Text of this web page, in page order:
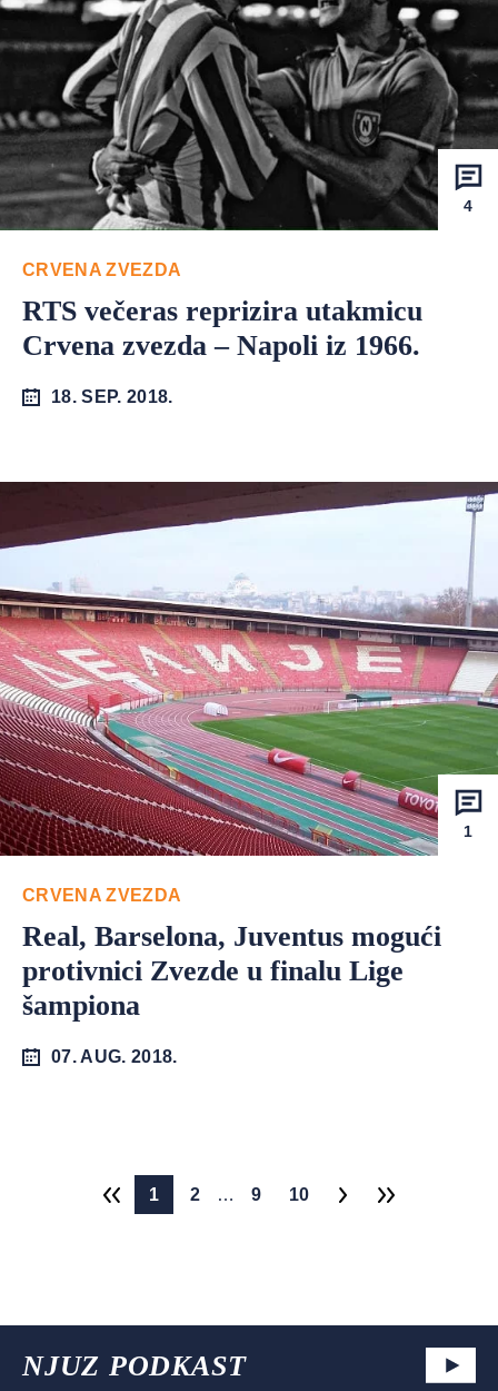
4
CRVENA ZVEZDA
RTS večeras reprizira utakmicu
Crvena zvezda – Napoli iz 1966.
18. SEP. 2018.
1
CRVENA ZVEZDA
Real, Barselona, Juventus mogući
protivnici Zvezde u finalu Lige
šampiona
07. AUG. 2018.
1 2 … 9 10
NJUZ PODKAST